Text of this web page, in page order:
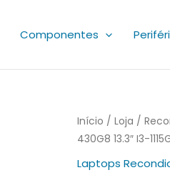
Componentes
Início / Loja /
430G8 13.3″ I3-
Laptops
Quantidade
de
Portátil